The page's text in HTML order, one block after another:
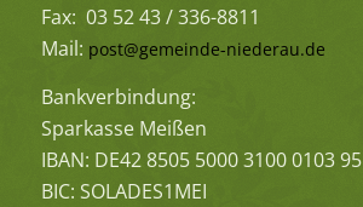
Fax: 03 52 43 / 336-8811
Mail: post@gemeinde-niederau.de
Bankverbindung:
Sparkasse Meißen
IBAN: DE42 8505 5000 3100 0103 95
BIC: SOLADES1MEI